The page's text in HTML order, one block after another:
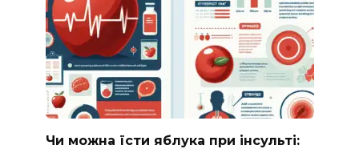
Чи можна їсти яблука при інсульті: